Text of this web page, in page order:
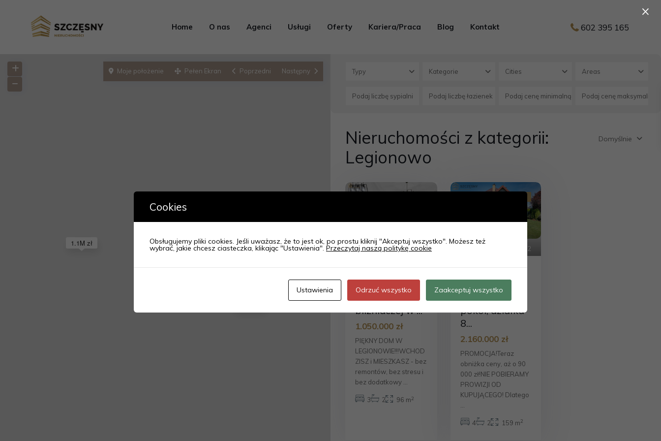
Home O nas Agenci Usługi Oferty Kariera/Praca Blog Kontakt 602 395 165
1.1M zł
Moje położenie Pełen Ekran Poprzedni Następny Typy Kategorie Cities Areas
Domyślnie
Nieruchomości z kategorii:
Legionowo
20
legionowski,
Legionowo
Dom w
zabudowie
bliźniaczej w ...
1.050.000 zł
PIĘKNY DOM W
LEGIONOWIE!!!WCHOD
ZISZ i MIESZKASZ - bez
remontów, bez stresu i
bez dodatkowy ...
3 2 96 m2
22
legionowski
Dom z
basenem,
Legionowo, 5
pokoi, działka
8...
2.160.000 zł
PROMOCJA!Teraz
obniżka ceny, aż o 90
000 zł!NIE POBIERAMY
PROWIZJI OD
KUPUJĄCEGO! Dlatego
4 2 159 m2
×
Cookies
Obsługujemy pliki cookies. Jeśli uważasz, że to jest ok, po prostu kliknij "Akceptuj wszystko". Możesz też
wybrać, jakie chcesz ciasteczka, klikając "Ustawienia". Przeczytaj naszą politykę cookie
Ustawienia Odrzuć wszystko Zaakceptuj wszystko